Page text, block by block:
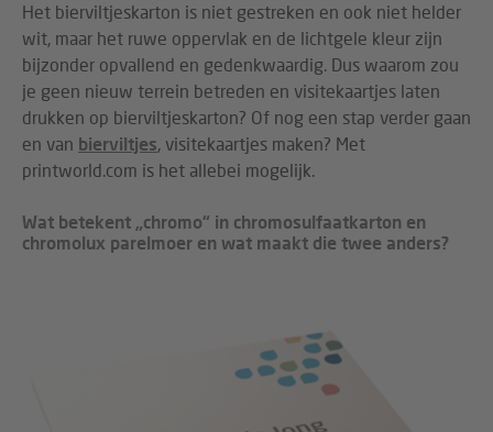
Het bierviltjeskarton is niet gestreken en ook niet helder
wit, maar het ruwe oppervlak en de lichtgele kleur zijn
bijzonder opvallend en gedenkwaardig. Dus waarom zou
je geen nieuw terrein betreden en visitekaartjes laten
drukken op bierviltjeskarton? Of nog een stap verder gaan
en van bierviltjes, visitekaartjes maken? Met
printworld.com is het allebei mogelijk.
Wat betekent „chromo“ in chromosulfaatkarton en
chromolux parelmoer en wat maakt die twee anders?